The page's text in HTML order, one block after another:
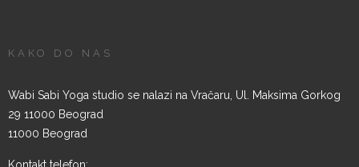
KAKO DO NAS
Wabi Sabi Yoga studio se nalazi na Vračaru, Ul. Maksima Gorkog
29 11000 Beograd
11000 Beograd